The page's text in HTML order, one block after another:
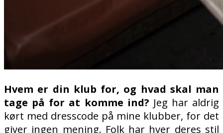
Hvem er din klub for, og hvad skal man
tage på for at komme ind? Jeg har aldrig
kørt med dresscode på mine klubber, for det
giver ingen mening. Folk har hver deres stil